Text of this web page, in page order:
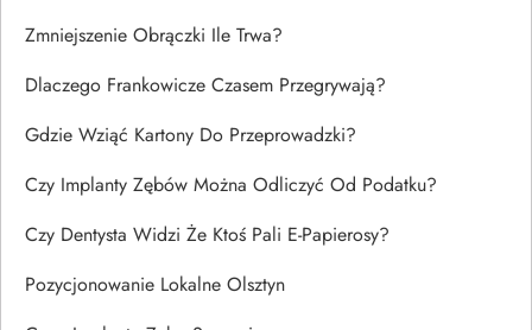
Zmniejszenie Obrączki Ile Trwa?
Dlaczego Frankowicze Czasem Przegrywają?
Gdzie Wziąć Kartony Do Przeprowadzki?
Czy Implanty Zębów Można Odliczyć Od Podatku?
Czy Dentysta Widzi Że Ktoś Pali E-Papierosy?
Pozycjonowanie Lokalne Olsztyn